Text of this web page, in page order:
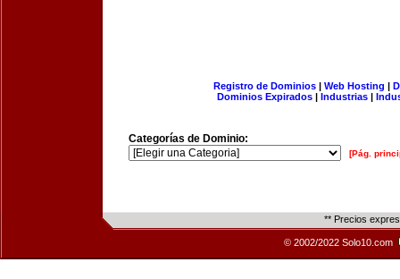
Registro de Dominios| Web Hosting |
Dominios Expirados | Industrias |
Categorías de Dominio:
[Pág.
** Precios
© 2002/2022 Solo10.com